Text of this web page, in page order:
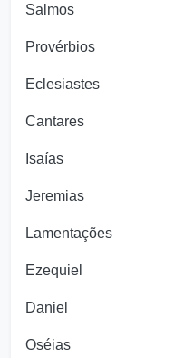
Salmos
Provérbios
Eclesiastes
Cantares
Isaías
Jeremias
Lamentações
Ezequiel
Daniel
Oséias